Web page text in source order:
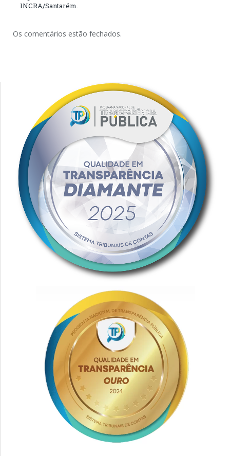
INCRA/Santarém.
Os comentários estão fechados.